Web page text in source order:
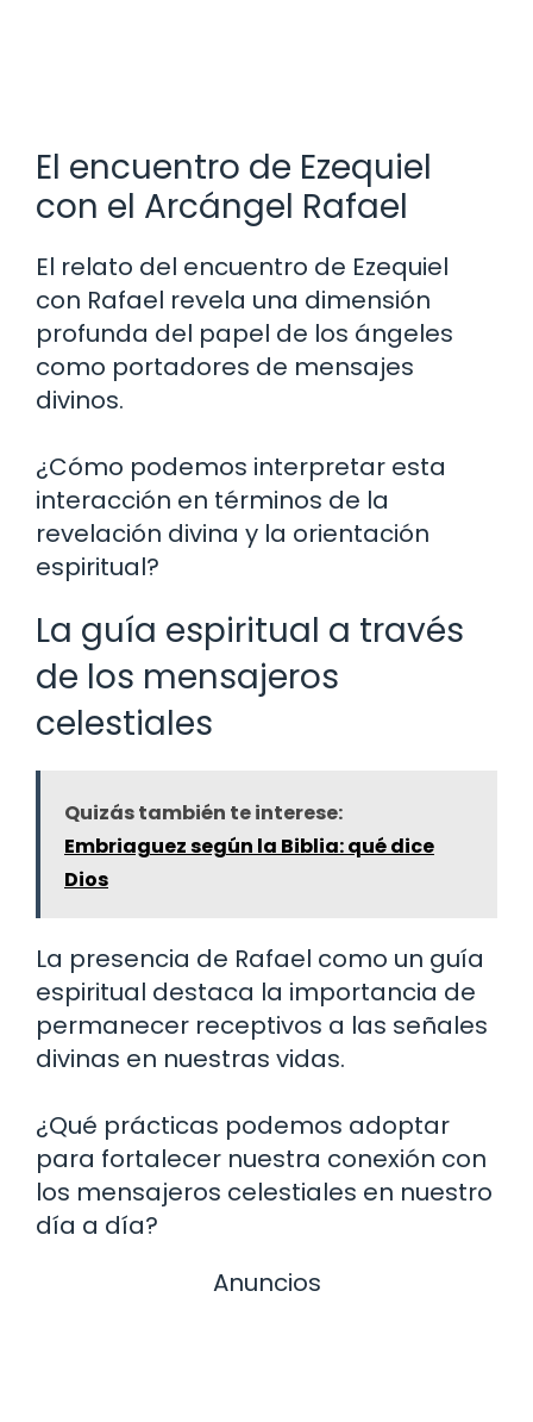
El encuentro de Ezequiel
con el Arcángel Rafael
El relato del encuentro de Ezequiel
con Rafael revela una dimensión
profunda del papel de los ángeles
como portadores de mensajes
divinos.
¿Cómo podemos interpretar esta
interacción en términos de la
revelación divina y la orientación
espiritual?
La guía espiritual a través
de los mensajeros
celestiales
Quizás también te interese:
Embriaguez según la Biblia: qué dice
Dios
La presencia de Rafael como un guía
espiritual destaca la importancia de
permanecer receptivos a las señales
divinas en nuestras vidas.
¿Qué prácticas podemos adoptar
para fortalecer nuestra conexión con
los mensajeros celestiales en nuestro
día a día?
Anuncios